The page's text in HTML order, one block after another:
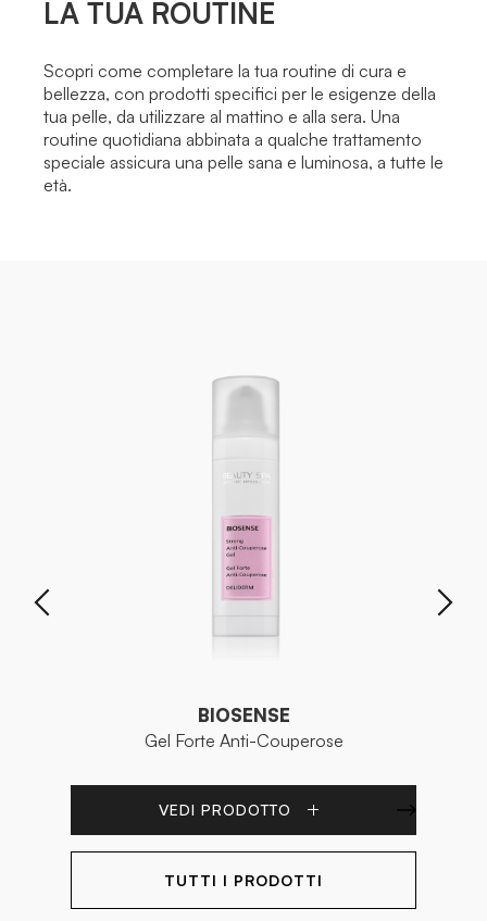
LA TUA ROUTINE
Scopri come completare la tua routine di cura e
bellezza, con prodotti specifici per le esigenze della
tua pelle, da utilizzare al mattino e alla sera. Una
routine quotidiana abbinata a qualche trattamento
speciale assicura una pelle sana e luminosa, a tutte le
età.
BIOSENSE
Gel Forte Anti-Couperose
VEDI PRODOTTO
TUTTI I PRODOTTI